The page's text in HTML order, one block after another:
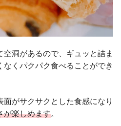
洞があるので、ギュッと詰ま
なくパクパク食べることができ
面がサクサクとした食感になり
が楽しめます。